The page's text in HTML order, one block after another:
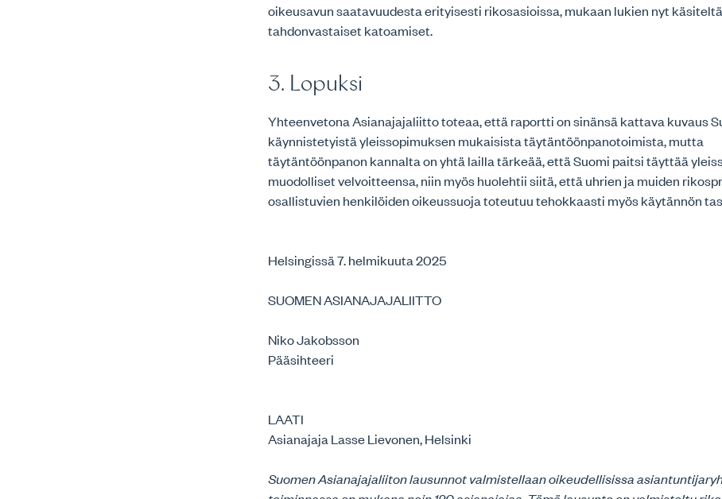
oikeusavun saatavuudesta erityisesti rikosasioissa, mukaan lukien nyt
tahdonvastaiset katoamiset.
3. Lopuksi
Yhteenvetona Asianajajaliitto toteaa, että raportti on sinänsä kattava kuvaus
käynnistetyistä yleissopimuksen mukaisista täytäntöönpanotoimista, mutta
täytäntöönpanon kannalta on yhtä lailla tärkeää, että Suomi paitsi täyttää
muodolliset velvoitteensa, niin myös huolehtii siitä, että uhrien ja muiden
osallistuvien henkilöiden oikeussuoja toteutuu tehokkaasti myös käytännön
Helsingissä 7. helmikuuta 2025
SUOMEN ASIANAJAJALIITTO
Niko Jakobsson
Pääsihteeri
LAATI
Asianajaja Lasse Lievonen, Helsinki
Suomen Asianajajaliiton lausunnot valmistellaan oikeudellisissa